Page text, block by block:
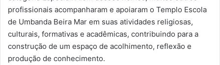
profissionais acompanharam e apoiaram o Templo Escola
de Umbanda Beira Mar em suas atividades religiosas,
culturais, formativas e acadêmicas, contribuindo para a
construção de um espaço de acolhimento, reflexão e
produção de conhecimento.